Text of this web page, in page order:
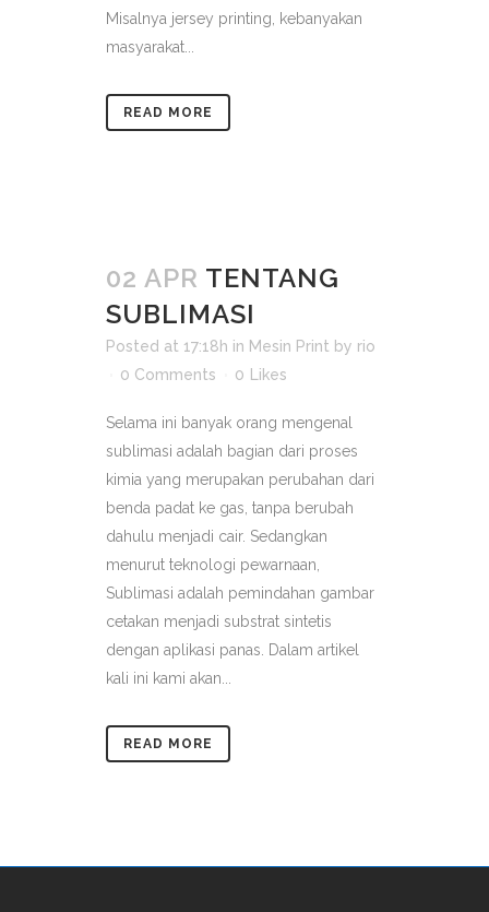
Misalnya jersey printing, kebanyakan
masyarakat...
READ MORE
02 APR TENTANG
SUBLIMASI
Posted at 17:18h in Mesin Print by rio
0 Comments
0 Likes
Selama ini banyak orang mengenal
sublimasi adalah bagian dari proses
kimia yang merupakan perubahan dari
benda padat ke gas, tanpa berubah
dahulu menjadi cair. Sedangkan
menurut teknologi pewarnaan,
Sublimasi adalah pemindahan gambar
cetakan menjadi substrat sintetis
dengan aplikasi panas. Dalam artikel
kali ini kami akan...
READ MORE